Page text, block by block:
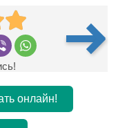
онлайн!